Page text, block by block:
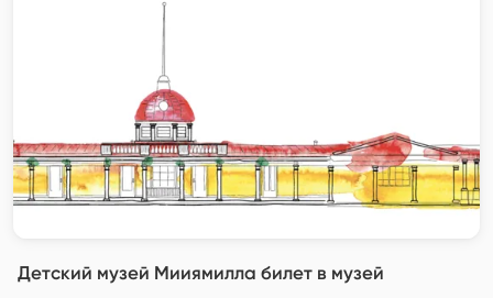
Детский музей Мииямилла билет в музей